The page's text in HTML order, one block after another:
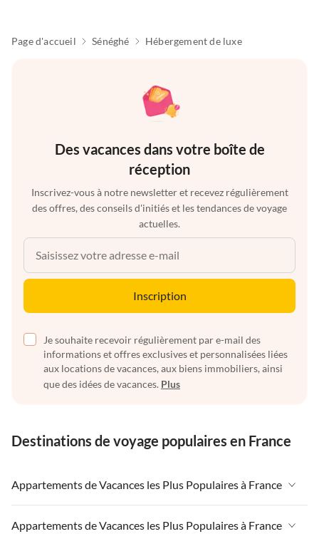
Page d'accueil Sénéghé Hébergement de luxe
Des vacances dans votre boîte de
réception
Inscrivez-vous à notre newsletter et recevez régulièrement
des offres, des conseils d'initiés et les tendances de voyage
actuelles.
Inscription
Je souhaite recevoir régulièrement par e-mail des
informations et offres exclusives et personnalisées liées
aux locations de vacances, aux biens immobiliers, ainsi
que des idées de vacances. Plus
Destinations de voyage populaires en France
Appartements de Vacances les Plus Populaires à France
Appartements de Vacances à France
Appartements de Vacances les Plus Populaires à France